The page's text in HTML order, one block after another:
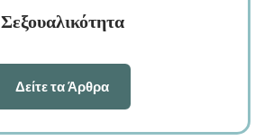
Σεξουαλικότητα
Δείτε τα Άρθρα